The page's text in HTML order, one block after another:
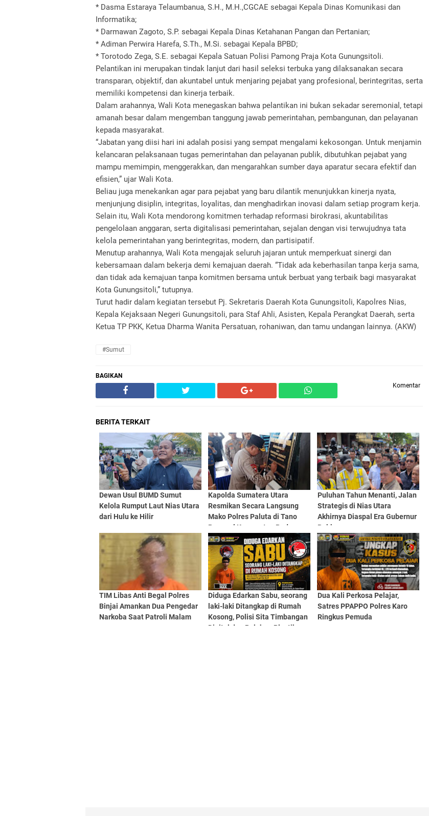
* Dasma Estaraya Telaumbanua, S.H., M.H.,CGCAE sebagai Kepala Dinas Komunikasi dan
Informatika;
* Darmawan Zagoto, S.P. sebagai Kepala Dinas Ketahanan Pangan dan Pertanian;
* Adiman Perwira Harefa, S.Th., M.Si. sebagai Kepala BPBD;
* Torotodo Zega, S.E. sebagai Kepala Satuan Polisi Pamong Praja Kota Gunungsitoli.
Pelantikan ini merupakan tindak lanjut dari hasil seleksi terbuka yang dilaksanakan secara
transparan, objektif, dan akuntabel untuk menjaring pejabat yang profesional, berintegritas, serta
memiliki kompetensi dan kinerja terbaik.
Dalam arahannya, Wali Kota menegaskan bahwa pelantikan ini bukan sekadar seremonial, tetapi
amanah besar dalam mengemban tanggung jawab pemerintahan, pembangunan, dan pelayanan
kepada masyarakat.
“Jabatan yang diisi hari ini adalah posisi yang sempat mengalami kekosongan. Untuk menjamin
kelancaran pelaksanaan tugas pemerintahan dan pelayanan publik, dibutuhkan pejabat yang
mampu memimpin, menggerakkan, dan mengarahkan sumber daya aparatur secara efektif dan
efisien,” ujar Wali Kota.
Beliau juga menekankan agar para pejabat yang baru dilantik menunjukkan kinerja nyata,
menjunjung disiplin, integritas, loyalitas, dan menghadirkan inovasi dalam setiap program kerja.
Selain itu, Wali Kota mendorong komitmen terhadap reformasi birokrasi, akuntabilitas
pengelolaan anggaran, serta digitalisasi pemerintahan, sejalan dengan visi terwujudnya tata
kelola pemerintahan yang berintegritas, modern, dan partisipatif.
Menutup arahannya, Wali Kota mengajak seluruh jajaran untuk memperkuat sinergi dan
kebersamaan dalam bekerja demi kemajuan daerah. “Tidak ada keberhasilan tanpa kerja sama,
dan tidak ada kemajuan tanpa komitmen bersama untuk berbuat yang terbaik bagi masyarakat
Kota Gunungsitoli,” tutupnya.
Turut hadir dalam kegiatan tersebut Pj. Sekretaris Daerah Kota Gunungsitoli, Kapolres Nias,
Kepala Kejaksaan Negeri Gunungsitoli, para Staf Ahli, Asisten, Kepala Perangkat Daerah, serta
Ketua TP PKK, Ketua Dharma Wanita Persatuan, rohaniwan, dan tamu undangan lainnya. (AKW)
#Sumut
BAGIKAN
Komentar
BERITA TERKAIT
Dewan Usul BUMD Sumut
Kelola Rumput Laut Nias Utara
dari Hulu ke Hilir
Kapolda Sumatera Utara
Resmikan Secara Langsung
Mako Polres Paluta di Tano
Ponggol Kecamatan Padang
Bolak
Puluhan Tahun Menanti, Jalan
Strategis di Nias Utara
Akhirnya Diaspal Era Gubernur
Bobby
TIM Libas Anti Begal Polres
Binjai Amankan Dua Pengedar
Narkoba Saat Patroli Malam
Diduga Edarkan Sabu, seorang
laki-laki Ditangkap di Rumah
Kosong, Polisi Sita Timbangan
Digital dan Puluhan Plastik
Dua Kali Perkosa Pelajar,
Satres PPAPPO Polres Karo
Ringkus Pemuda